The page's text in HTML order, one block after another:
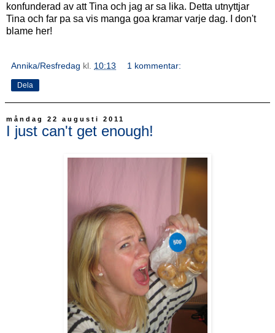
konfunderad av att Tina och jag ar sa lika. Detta utnyttjar
Tina och far pa sa vis manga goa kramar varje dag. I don't
blame her!
Annika/Resfredag kl. 10:13 1 kommentar:
Dela
måndag 22 augusti 2011
I just can't get enough!